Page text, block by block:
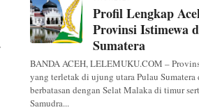
Profil Lengkap
Provinsi Istimewa
Sumatera
BANDA ACEH, LELEMUKU.COM –
yang terletak di ujung utara Pulau Sumatera
berbatasan dengan Selat Malaka di timur
Samudra...